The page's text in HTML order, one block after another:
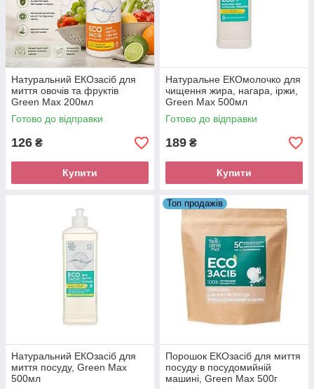
Натуральний EКОзасіб для
миття овочів та фруктів
Green Max 200мл
Готово до відправки
126 ₴
Купити
Натуральне EКОмолочко для
чищення жира, нагара, іржи,
Green Max 500мл
Готово до відправки
189 ₴
Купити
Натуральний EКОзасіб для
миття посуду, Green Max
500мл
Топ продажів
Порошок ЕКОзасіб для миття
посуду в посудомийній
машині, Green Max 500г